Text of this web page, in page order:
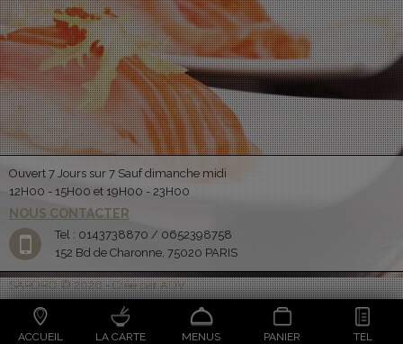
Ouvert 7 Jours sur 7 Sauf dimanche midi
12H00 - 15H00 et 19H00 - 23H00
NOUS CONTACTER
Tel : 0143738870 / 0652398758
152 Bd de Charonne, 75020 PARIS
SAPORO © 2026 - Créé par ADV
ACCUEIL LA CARTE MENUS PANIER TEL